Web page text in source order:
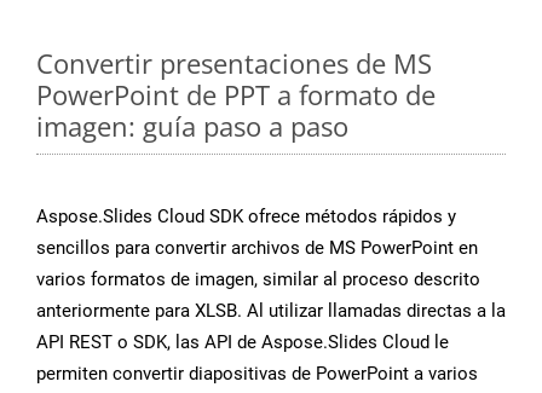
Convertir presentaciones de MS
PowerPoint de PPT a formato de
imagen: guía paso a paso
Aspose.Slides Cloud SDK ofrece métodos rápidos y
sencillos para convertir archivos de MS PowerPoint en
varios formatos de imagen, similar al proceso descrito
anteriormente para XLSB. Al utilizar llamadas directas a la
API REST o SDK, las API de Aspose.Slides Cloud le
permiten convertir diapositivas de PowerPoint a varios